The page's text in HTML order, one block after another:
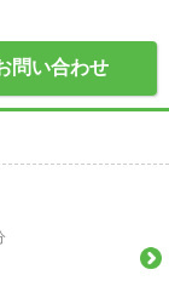
問い合わせ